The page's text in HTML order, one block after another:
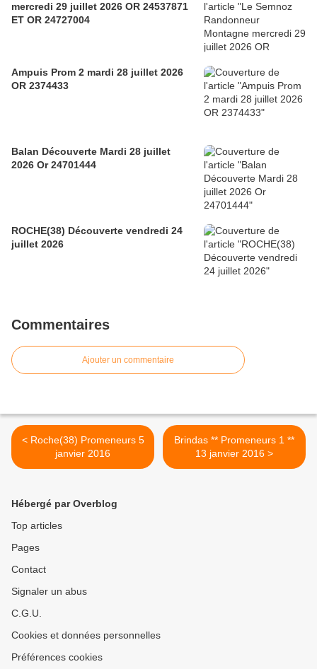
mercredi 29 juillet 2026 OR 24537871
ET OR 24727004
Ampuis Prom 2 mardi 28 juillet 2026
OR 2374433
Balan Découverte Mardi 28 juillet
2026 Or 24701444
ROCHE(38) Découverte vendredi 24
juillet 2026
Commentaires
Ajouter un commentaire
< Roche(38) Promeneurs 5
janvier 2016
Brindas ** Promeneurs 1 **
13 janvier 2016 >
Hébergé par Overblog
Top articles
Pages
Contact
Signaler un abus
C.G.U.
Cookies et données personnelles
Préférences cookies